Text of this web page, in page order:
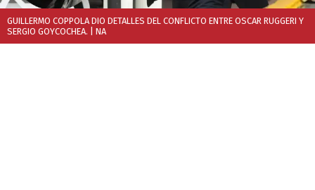
GUILLERMO COPPOLA DIO DETALLES DEL CONFLICTO ENTRE OSCAR RUGGERI Y
SERGIO GOYCOCHEA. | NA